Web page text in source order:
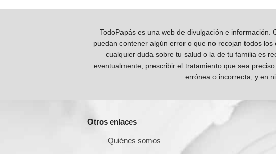
TodoPapás es una web de divulgación e
puedan contener algún error o que no recojan todos
cualquier duda sobre tu salud o la de tu familia es
eventualmente, prescribir el tratamiento que sea
errónea o incorrecta, y en
Otros enlaces
Quiénes somos